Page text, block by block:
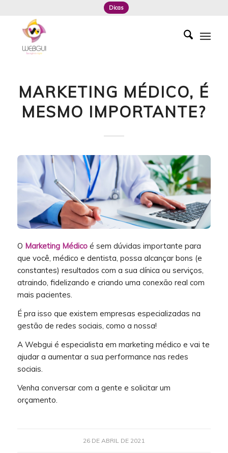
Dicas
MARKETING MÉDICO, É
MESMO IMPORTANTE?
O Marketing Médicoé sem dúvidas importante para
que você, médico e dentista, possa alcançar bons (e
constantes) resultados com a sua clínica ou serviços,
atraindo, fidelizando e criando uma conexão real com
mais pacientes.
É pra isso que existem empresas especializadas na
gestão de redes sociais, como a nossa!
A Webgui é especialista em marketing médico e vai te
ajudar a aumentar a sua performance nas redes
sociais.
Venha conversar com a gente e solicitar um
orçamento.
26 DE ABRIL DE 2021